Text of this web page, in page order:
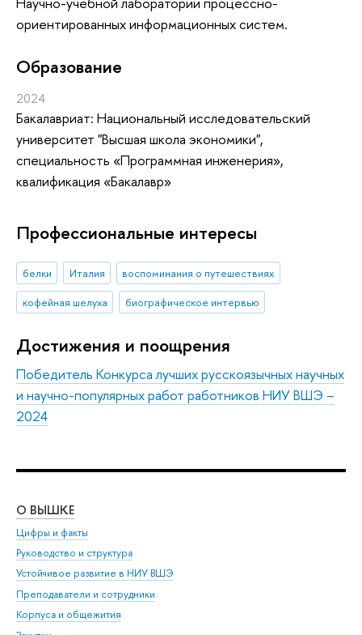
ориентированных информационных систем.
Oбразование
2024
Бакалавриат: Национальный исследовательский
университет "Высшая школа экономики",
специальность «Программная инженерия»,
квалификация «Бакалавр»
Профессиональные интересы
белки Италия
воспоминания о путешествиях
кофейная шелуха
биографическое интервью
Достижения и поощрения
Победитель Конкурса лучших русскоязычных научных
и научно-популярных работ работников НИУ ВШЭ –
2024
О ВЫШКЕ
Цифры и факты
Руководство и структура
Устойчивое развитие в НИУ ВШЭ
Преподаватели и сотрудники
Корпуса и общежития